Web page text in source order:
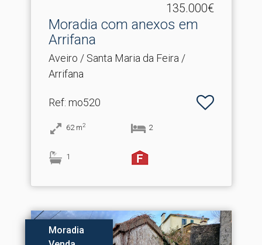
135.000€
Moradia com anexos em
Arrifana
Aveiro / Santa Maria da Feira /
Arrifana
Ref: mo520
62 m2 2
1
Moradia